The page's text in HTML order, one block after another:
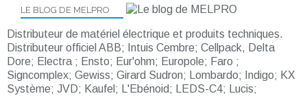
LE BLOG DE MELPRO
Distributeur de matériel électrique et produits techniques.
Distributeur officiel ABB; Intuis Cembre; Cellpack, Delta
Dore; Electra ; Ensto; Eur'ohm; Europole; Faro ;
Signcomplex; Gewiss; Girard Sudron; Lombardo; Indigo; KX
Système; JVD; Kaufel; L'Ebénoid; LEDS-C4; Lucis;